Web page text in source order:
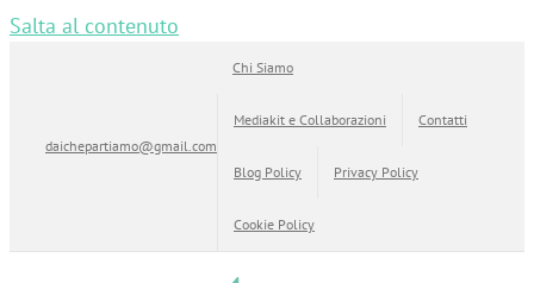
Salta al contenuto
daichepartiamo@gmail.com
Chi Siamo
Mediakit e Collaborazioni Contatti
Blog Policy Privacy Policy
Cookie Policy